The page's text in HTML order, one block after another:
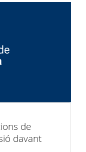
de
davant